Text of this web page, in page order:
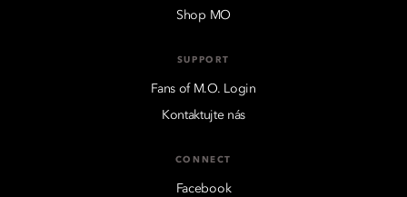
Shop MO
SUPPORT
Fans of M.O. Login
Kontaktujte nás
CONNECT
Facebook